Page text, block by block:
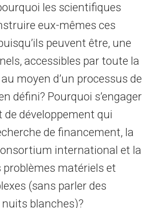
les scientifiques
eux-mêmes ces
peuvent être, une
accessibles par toute la
moyen d’un processus de
défini? Pourquoi s’engager
développement qui
de financement, la
international et la
matériels et
(sans parler des
blanches)?